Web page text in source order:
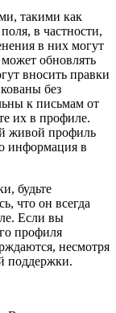
такими как
в частности,
в них могут
обновлять
вносить правки
без
к письмам от
их в профиле.
живой профиль
информация в
будьте
что он всегда
Если вы
профиля
несмотря
поддержки.